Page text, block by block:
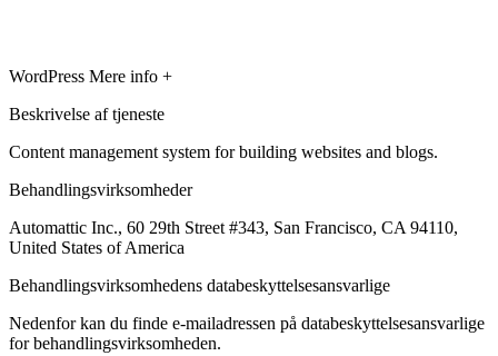
WordPress Mere info +
Beskrivelse af tjeneste
Content management system for building websites and blogs.
Behandlingsvirksomheder
Automattic Inc., 60 29th Street #343, San Francisco, CA 94110,
United States of America
Behandlingsvirksomhedens databeskyttelsesansvarlige
Nedenfor kan du finde e-mailadressen på databeskyttelsesansvarlige
for behandlingsvirksomheden.